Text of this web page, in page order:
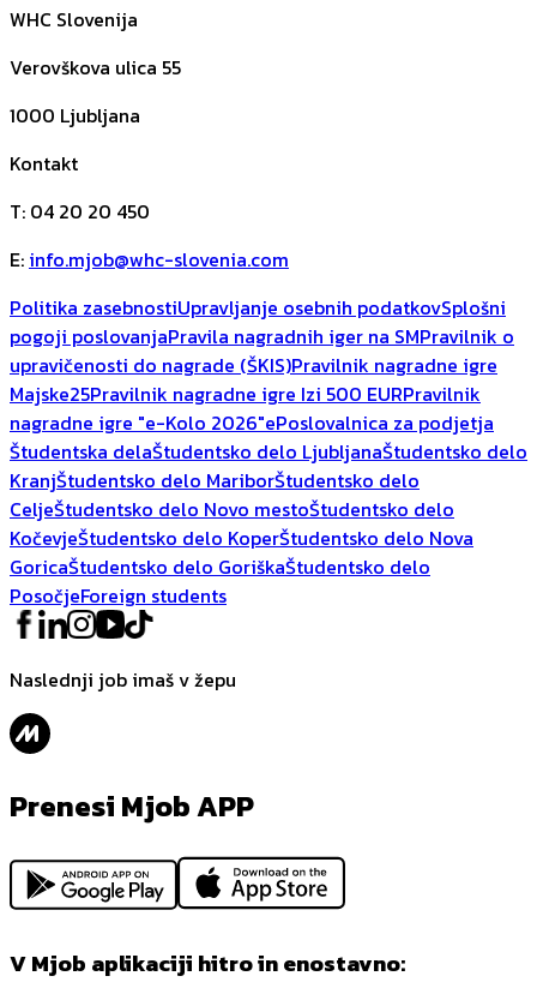
WHC Slovenija
Verovškova ulica 55
1000 Ljubljana
Kontakt
T: 04 20 20 450
E: info.mjob@whc-slovenia.com
Politika zasebnostiUpravljanje osebnih podatkovSplošni
pogoji poslovanjaPravila nagradnih iger na SMPravilnik o
upravičenosti do nagrade (ŠKIS)Pravilnik nagradne igre
Majske25Pravilnik nagradne igre Izi 500 EURPravilnik
nagradne igre "e-Kolo 2026"ePoslovalnica za podjetja
Študentska delaŠtudentsko delo LjubljanaŠtudentsko delo
KranjŠtudentsko delo MariborŠtudentsko delo
CeljeŠtudentsko delo Novo mestoŠtudentsko delo
KočevjeŠtudentsko delo KoperŠtudentsko delo Nova
GoricaŠtudentsko delo GoriškaŠtudentsko delo
PosočjeForeign students
Naslednji job imaš v žepu
Prenesi Mjob APP
V Mjob aplikaciji hitro in enostavno: